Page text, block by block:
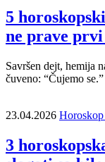
5
ne prave
Savršen dejt, hemija
čuveno: “Čujemo
23.04.2026
3